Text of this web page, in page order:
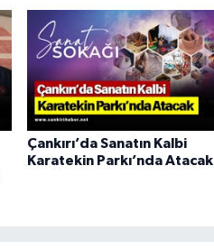
Çankırı’da Sanatın Kalbi
Karatekin Parkı’nda Atacak